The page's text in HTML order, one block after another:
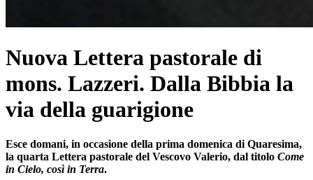
Nuova Lettera pastorale di
mons. Lazzeri. Dalla Bibbia la
via della guarigione
Esce domani, in occasione della prima domenica di Quaresima,
la quarta Lettera pastorale del Vescovo Valerio, dal titolo Come
in Cielo, così in Terra.